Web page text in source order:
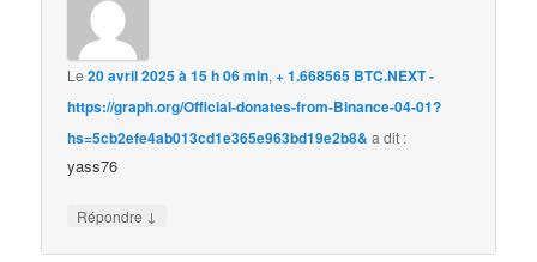
Le20 avril 2025 à 15 h 06 min,+ 1.668565 BTC.NEXT -
https://graph.org/Official-donates-from-Binance-04-01?
hs=5cb2efe4ab013cd1e365e963bd19e2b8& a dit :
yass76
Répondre ↓